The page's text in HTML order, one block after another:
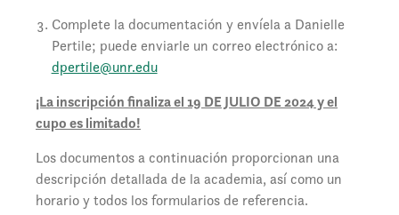
Complete la documentación y envíela a Danielle
Pertile; puede enviarle un correo electrónico a:
dpertile@unr.edu
¡La inscripción finaliza el 19 DE JULIO DE 2024 y el
cupo es limitado!
Los documentos a continuación proporcionan una
descripción detallada de la academia, así como un
horario y todos los formularios de referencia.